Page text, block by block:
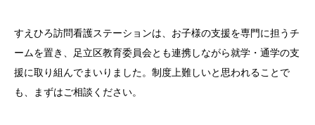
すえひろ訪問看護ステーションは、お子様の支援を専門に担うチ
ームを置き、足立区教育委員会とも連携しながら就学・通学の支
援に取り組んでまいりました。制度上難しいと思われることで
も、まずはご相談ください。